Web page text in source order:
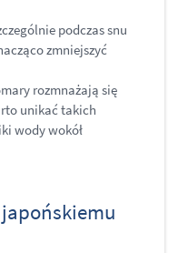
podczas snu
zmniejszyć
rozmnażają się
unikać takich
wody wokół